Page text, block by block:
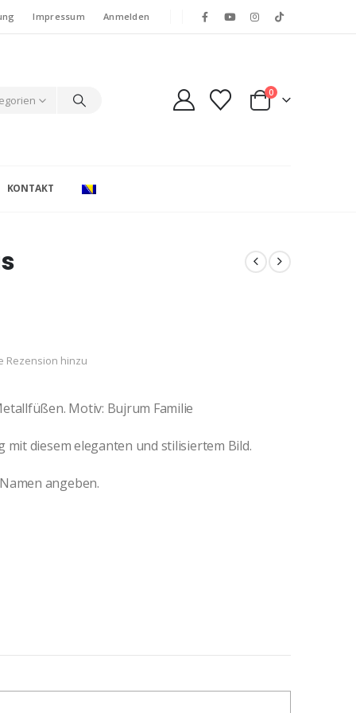
Impressum Anmelden
0
KONTAKT
Rezension hinzu
Motiv: Bujrum Familie
diesem eleganten und stilisiertem Bild.
angeben.